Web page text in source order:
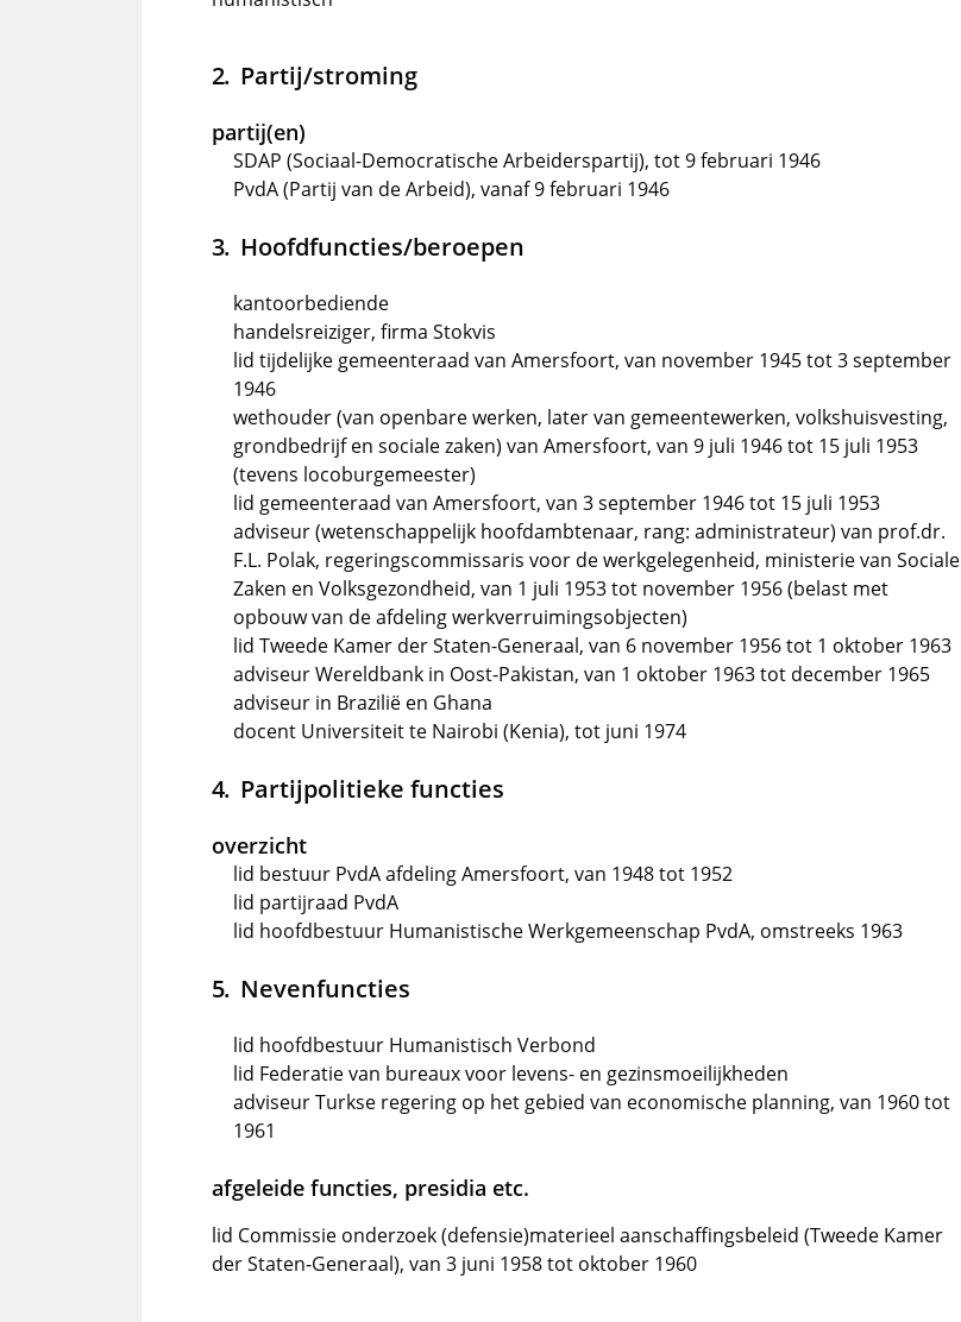
Partij/stroming
partij(en)
SDAP (Sociaal-Democratische Arbeiderspartij), tot 9 februari 1946
PvdA (Partij van de Arbeid), vanaf 9 februari 1946
Hoofdfuncties/beroepen
kantoorbediende
handelsreiziger, firma Stokvis
lid tijdelijke gemeenteraad van Amersfoort, van november 1945 tot 3 september
1946
wethouder (van openbare werken, later van gemeentewerken, volkshuisvesting,
grondbedrijf en sociale zaken) van Amersfoort, van 9 juli 1946 tot 15 juli 1953
(tevens locoburgemeester)
lid gemeenteraad van Amersfoort, van 3 september 1946 tot 15 juli 1953
adviseur (wetenschappelijk hoofdambtenaar, rang: administrateur) van prof.dr.
F.L. Polak, regeringscommissaris voor de werkgelegenheid, ministerie van Sociale
Zaken en Volksgezondheid, van 1 juli 1953 tot november 1956 (belast met
opbouw van de afdeling werkverruimingsobjecten)
lid Tweede Kamer der Staten-Generaal, van 6 november 1956 tot 1 oktober 1963
adviseur Wereldbank in Oost-Pakistan, van 1 oktober 1963 tot december 1965
adviseur in Brazilië en Ghana
docent Universiteit te Nairobi (Kenia), tot juni 1974
Partijpolitieke functies
overzicht
lid bestuur PvdA afdeling Amersfoort, van 1948 tot 1952
lid partijraad PvdA
lid hoofdbestuur Humanistische Werkgemeenschap PvdA, omstreeks 1963
Nevenfuncties
lid hoofdbestuur Humanistisch Verbond
lid Federatie van bureaux voor levens- en gezinsmoeilijkheden
adviseur Turkse regering op het gebied van economische planning, van 1960 tot
1961
afgeleide functies, presidia etc.
lid Commissie onderzoek (defensie)materieel aanschaffingsbeleid (Tweede Kamer
der Staten-Generaal), van 3 juni 1958 tot oktober 1960